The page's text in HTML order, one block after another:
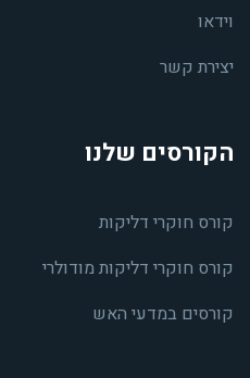
וידאו
יצירת קשר
הקורסים שלנו
קורס חוקרי דליקות
קורס חוקרי דליקות מודולרי
קורסים במדעי האש